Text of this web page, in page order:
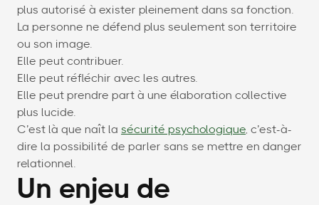
plus autorisé à exister pleinement dans sa fonction.
La personne ne défend plus seulement son territoire
ou son image.
Elle peut contribuer.
Elle peut réfléchir avec les autres.
Elle peut prendre part à une élaboration collective
plus lucide.
C’est là que naît la sécurité psychologique, c’est-à-
dire la possibilité de parler sans se mettre en danger
relationnel.
Un enjeu de